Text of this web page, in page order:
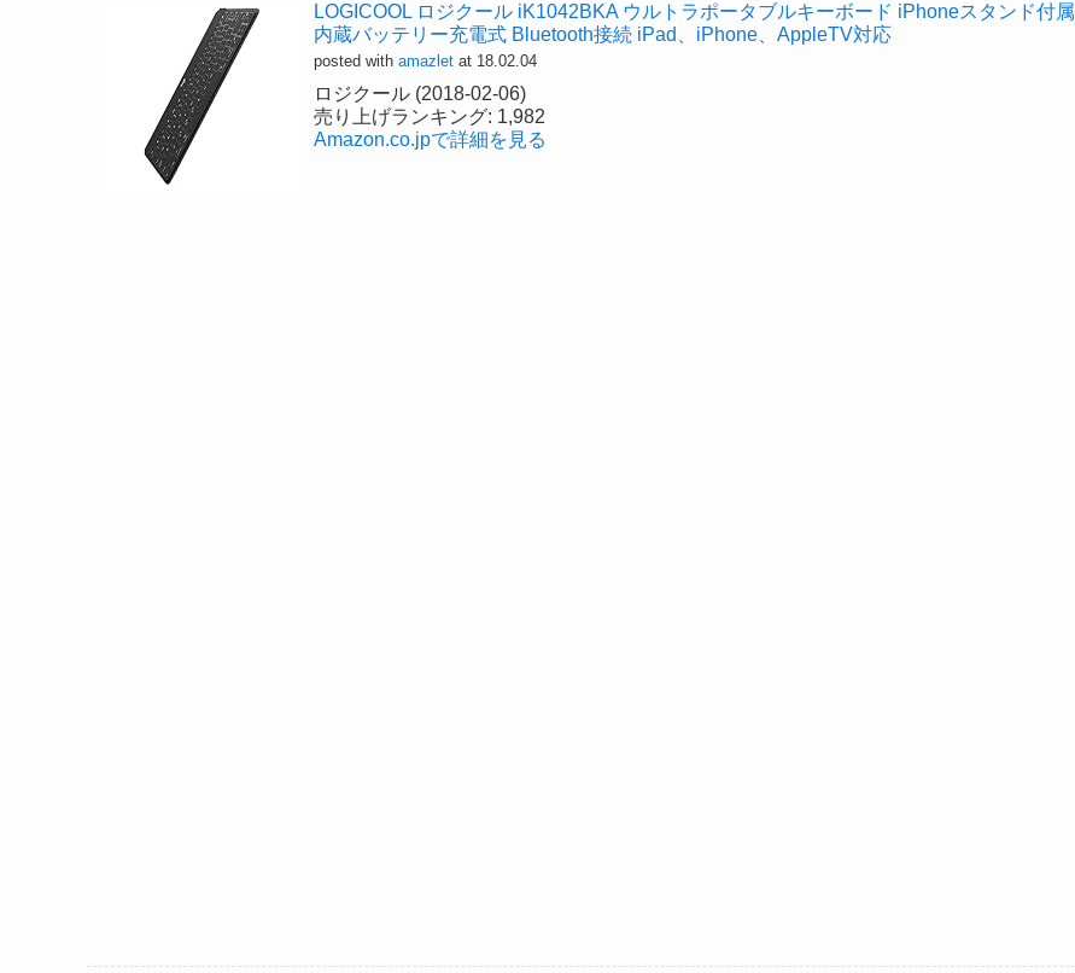
LOGICOOL ロジクール iK1042BKA ウルトラポータブルキーボード iPhoneスタンド付属
内蔵バッテリー充電式 Bluetooth接続 iPad、iPhone、AppleTV対応
posted with amazlet at 18.02.04
ロジクール (2018-02-06)
売り上げランキング: 1,982
Amazon.co.jpで詳細を見る